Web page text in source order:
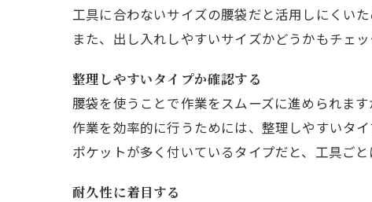
工具に合わないサイズの腰袋だと活用しにくい
また、出し入れしやすいサイズかどうかもチェッ
整理しやすいタイプか確認する
腰袋を使うことで作業をスムーズに進められま
作業を効率的に行うためには、整理しやすいタイ
ポケットが多く付いているタイプだと、工具ごと
耐久性に着目する